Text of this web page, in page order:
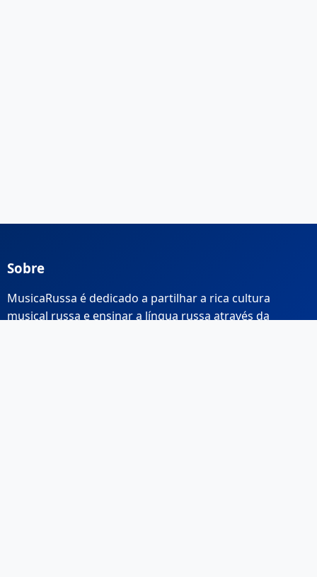
Sobre
MusicaRussa é dedicado a partilhar a rica cultura
musical russa e ensinar a língua russa através da